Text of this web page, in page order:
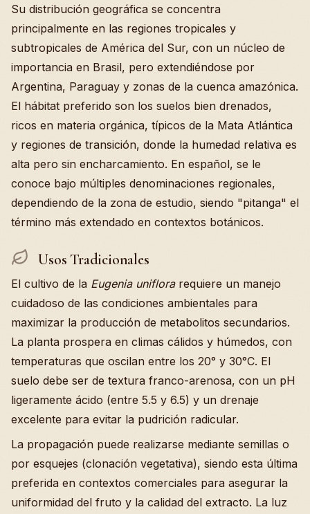
Su distribución geográfica se concentra
principalmente en las regiones tropicales y
subtropicales de América del Sur, con un núcleo de
importancia en Brasil, pero extendiéndose por
Argentina, Paraguay y zonas de la cuenca amazónica.
El hábitat preferido son los suelos bien drenados,
ricos en materia orgánica, típicos de la Mata Atlántica
y regiones de transición, donde la humedad relativa es
alta pero sin encharcamiento. En español, se le
conoce bajo múltiples denominaciones regionales,
dependiendo de la zona de estudio, siendo "pitanga" el
término más extendado en contextos botánicos.
Usos Tradicionales
El cultivo de la Eugenia uniflorarequiere un manejo
cuidadoso de las condiciones ambientales para
maximizar la producción de metabolitos secundarios.
La planta prospera en climas cálidos y húmedos, con
temperaturas que oscilan entre los 20° y 30°C. El
suelo debe ser de textura franco-arenosa, con un pH
ligeramente ácido (entre 5.5 y 6.5) y un drenaje
excelente para evitar la pudrición radicular.
La propagación puede realizarse mediante semillas o
por esquejes (clonación vegetativa), siendo esta última
preferida en contextos comerciales para asegurar la
uniformidad del fruto y la calidad del extracto. La luz